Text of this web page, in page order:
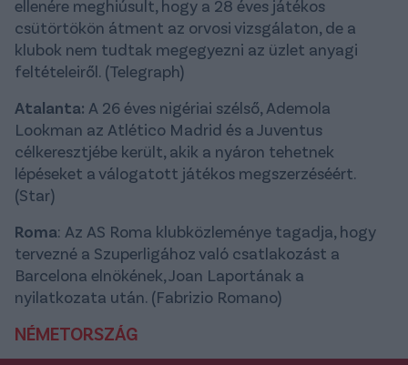
ellenére meghiúsult, hogy a 28 éves játékos
csütörtökön átment az orvosi vizsgálaton, de a
klubok nem tudtak megegyezni az üzlet anyagi
feltételeiről. (Telegraph)
Atalanta: A 26 éves nigériai szélső, Ademola
Lookman az Atlético Madrid és a Juventus
célkeresztjébe került, akik a nyáron tehetnek
lépéseket a válogatott játékos megszerzéséért.
(Star)
Roma: Az AS Roma klubközleménye tagadja, hogy
tervezné a Szuperligához való csatlakozást a
Barcelona elnökének, Joan Laportának a
nyilatkozata után. (Fabrizio Romano)
NÉMETORSZÁG